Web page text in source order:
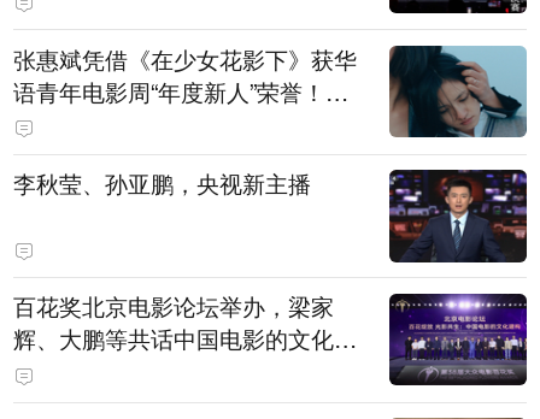
张惠斌凭借《在少女花影下》获华
语青年电影周“年度新人”荣誉！该
电影全程在广州取景，采用粤语对
白，主演均为广州本土演员
李秋莹、孙亚鹏，央视新主播
百花奖北京电影论坛举办，梁家
辉、大鹏等共话中国电影的文化建
构